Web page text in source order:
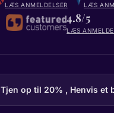
LÆS ANMELDELSER LÆS
4.8/5
LÆS
Tjen op til 20% , Henvis et